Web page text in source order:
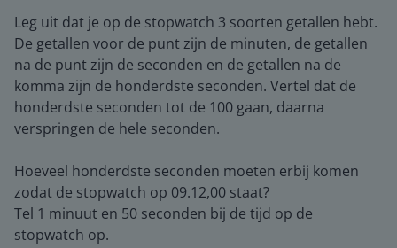
Leg uit dat je op de stopwatch 3 soorten getallen hebt.
De getallen voor de punt zijn de minuten, de getallen
na de punt zijn de seconden en de getallen na de
komma zijn de honderdste seconden. Vertel dat de
honderdste seconden tot de 100 gaan, daarna
verspringen de hele seconden.
Hoeveel honderdste seconden moeten erbij komen
zodat de stopwatch op 09.12,00 staat?
Tel 1 minuut en 50 seconden bij de tijd op de
stopwatch op.